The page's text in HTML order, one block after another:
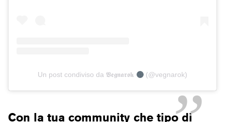
Un post condiviso da 𝖁𝖊𝖌𝖓𝖆𝖗𝖔𝖐 (@vegnarok)
Con la tua community che tipo di